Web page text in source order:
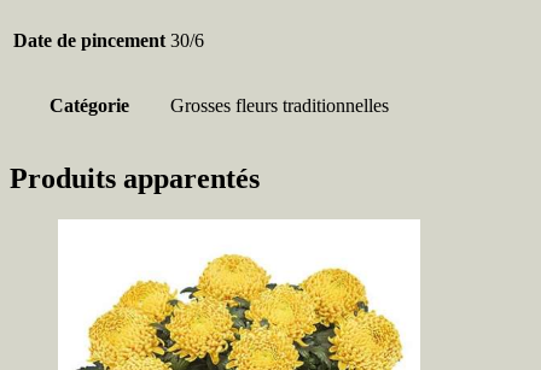
Date de pincement 30/6
Catégorie Grosses fleurs traditionnelles
Produits apparentés